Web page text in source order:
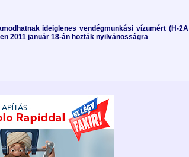
ideiglenes vendégmunkási vízumért (H-2A
2011 január 18-án hozták nyilvánosságra.